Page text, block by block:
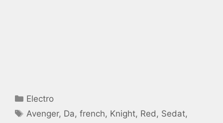
Catégories
Electro
Étiquettes
Avenger, Da,french, Knight, Red, Sedat,